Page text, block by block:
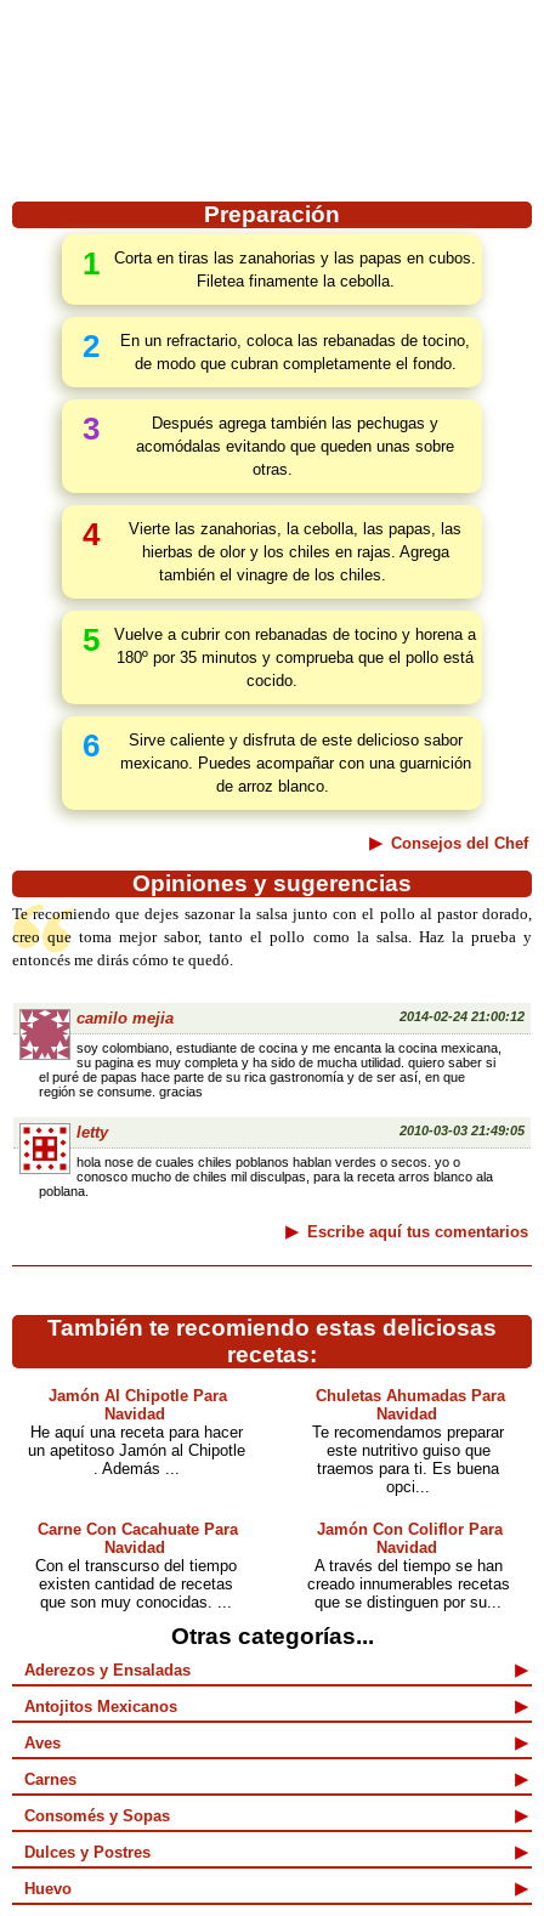
Preparación
1
Corta en tiras las zanahorias y las papas en cubos.
Filetea finamente la cebolla.
2
En un refractario, coloca las rebanadas de tocino,
de modo que cubran completamente el fondo.
3
Después agrega también las pechugas y
acomódalas evitando que queden unas sobre
otras.
4
Vierte las zanahorias, la cebolla, las papas, las
hierbas de olor y los chiles en rajas. Agrega
también el vinagre de los chiles.
5
Vuelve a cubrir con rebanadas de tocino y horena a
180º por 35 minutos y comprueba que el pollo está
cocido.
6
Sirve caliente y disfruta de este delicioso sabor
mexicano. Puedes acompañar con una guarnición
de arroz blanco.
Consejos del Chef
Opiniones y sugerencias
Te recomiendo que dejes sazonar la salsa junto con el pollo al pastor dorado,
creo que toma mejor sabor, tanto el pollo como la salsa. Haz la prueba y
entoncés me dirás cómo te quedó.
camilo mejia 2014-02-24 21:00:12
soy colombiano, estudiante de cocina y me encanta la cocina mexicana,
su pagina es muy completa y ha sido de mucha utilidad. quiero saber si
el puré de papas hace parte de su rica gastronomía y de ser así, en que
región se consume. gracias
letty 2010-03-03 21:49:05
hola nose de cuales chiles poblanos hablan verdes o secos. yo o
conosco mucho de chiles mil disculpas, para la receta arros blanco ala
poblana.
Escribe aquí tus comentarios
También te recomiendo estas deliciosas
recetas:
Jamón Al Chipotle Para
Navidad
He aquí una receta para hacer
un apetitoso Jamón al Chipotle
. Además ...
Chuletas Ahumadas Para
Navidad
Te recomendamos preparar
este nutritivo guiso que
traemos para ti. Es buena
opci...
Carne Con Cacahuate Para
Navidad
Con el transcurso del tiempo
existen cantidad de recetas
que son muy conocidas. ...
Jamón Con Coliflor Para
Navidad
A través del tiempo se han
creado innumerables recetas
que se distinguen por su...
Otras categorías...
Aderezos y Ensaladas
Antojitos Mexicanos
Aves
Carnes
Consomés y Sopas
Dulces y Postres
Huevo